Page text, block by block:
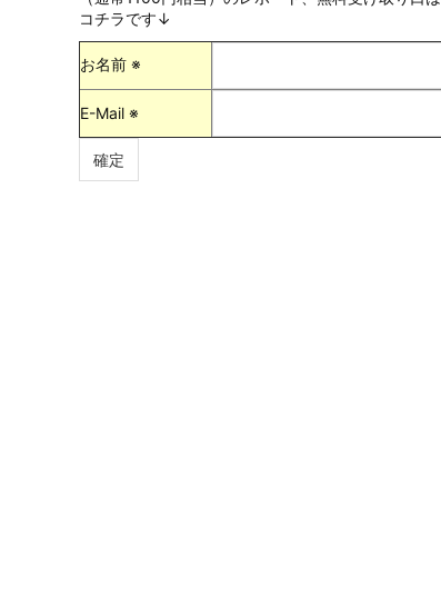
コチラです↓
お名前 ※
E-Mail ※